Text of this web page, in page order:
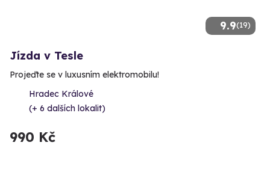
9.9(19)
Jízda v Tesle
Projeďte se v luxusním elektromobilu!
Hradec Králové
(+ 6 dalších lokalit)
990 Kč